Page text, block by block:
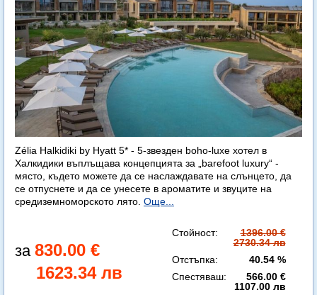
Zélia Halkidiki by Hyatt 5* - 5-звезден boho-luxe хотел в
Халкидики въплъщава концепцията за „barefoot luxury“ -
място, където можете да се наслаждавате на слънцето, да
се отпуснете и да се унесете в ароматите и звуците на
средиземноморското лято. Още...
830.00 €
1623.34 лв
Стойност:
1396.00 €
2730.34 лв
Отстъпка:
40.54 %
Спестяваш:
566.00 €
1107.00 лв